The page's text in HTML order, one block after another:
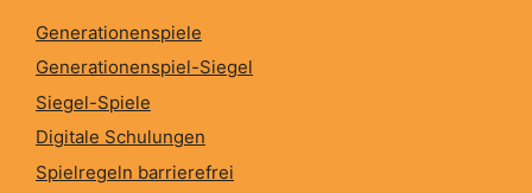
Generationenspiele
Generationenspiel-Siegel
Siegel-Spiele
Digitale Schulungen
Spielregeln barrierefrei